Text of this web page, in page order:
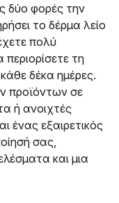
δύο φορές την
το δέρμα λείο
πολύ
τη
δέκα ημέρες.
προϊόντων σε
ή ανοιχτές
ένας εξαιρετικός
σας,
και μια